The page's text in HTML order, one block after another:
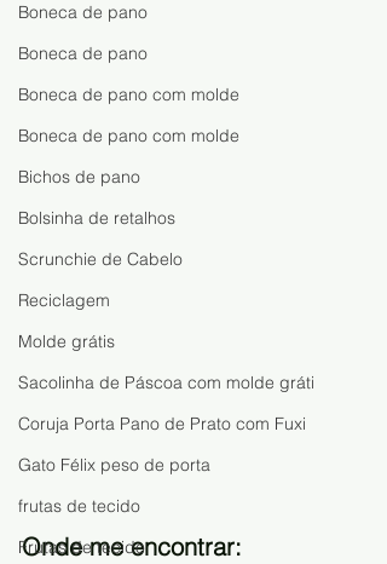
Boneca de pano
Boneca de pano
Boneca de pano com molde
Boneca de pano com molde
Bichos de pano
Bolsinha de retalhos
Scrunchie de Cabelo
Reciclagem
Molde grátis
Sacolinha de Páscoa com molde gráti
Coruja Porta Pano de Prato com Fuxi
Gato Félix peso de porta
frutas de tecido
Frutas de tecido
Onde me encontrar: